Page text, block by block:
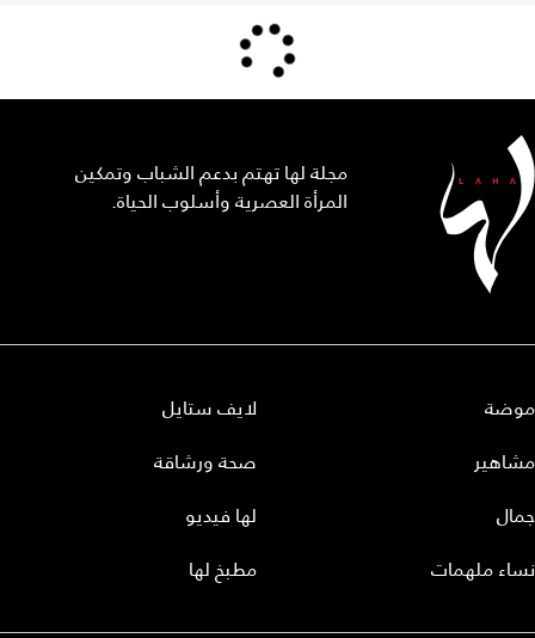
مجلة لها تهتم بدعم الشباب وتمكين
المرأة العصرية وأسلوب الحياة.
موضة
مشاهير
جمال
نساء ملهمات
لايف ستايل
صحة ورشاقة
لها فيديو
مطبخ لها